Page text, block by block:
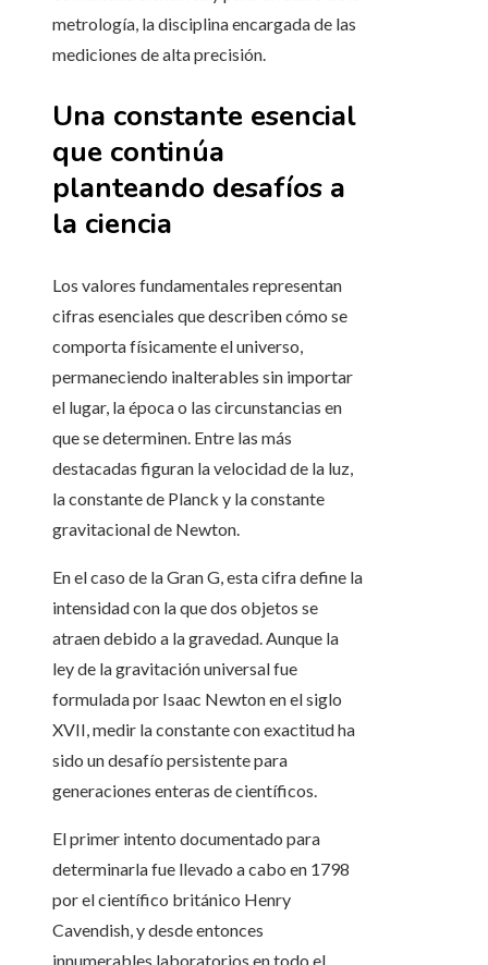
metrología, la disciplina encargada de las
mediciones de alta precisión.
Una constante esencial
que continúa
planteando desafíos a
la ciencia
Los valores fundamentales representan
cifras esenciales que describen cómo se
comporta físicamente el universo,
permaneciendo inalterables sin importar
el lugar, la época o las circunstancias en
que se determinen. Entre las más
destacadas figuran la velocidad de la luz,
la constante de Planck y la constante
gravitacional de Newton.
En el caso de la Gran G, esta cifra define la
intensidad con la que dos objetos se
atraen debido a la gravedad. Aunque la
ley de la gravitación universal fue
formulada por Isaac Newton en el siglo
XVII, medir la constante con exactitud ha
sido un desafío persistente para
generaciones enteras de científicos.
El primer intento documentado para
determinarla fue llevado a cabo en 1798
por el científico británico Henry
Cavendish, y desde entonces
innumerables laboratorios en todo el